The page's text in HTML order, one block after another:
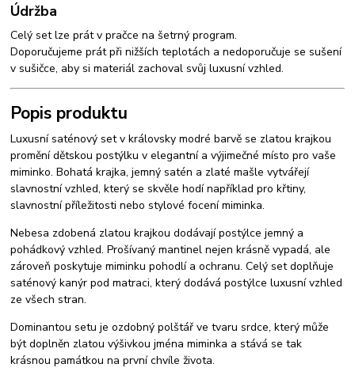
Údržba
Celý set lze prát v pračce na šetrný program.
Doporučujeme prát při nižších teplotách a nedoporučuje se sušení
v sušičce, aby si materiál zachoval svůj luxusní vzhled.
Popis produktu
Luxusní saténový set v královsky modré barvě se zlatou krajkou
promění dětskou postýlku v elegantní a výjimečné místo pro vaše
miminko. Bohatá krajka, jemný satén a zlaté mašle vytvářejí
slavnostní vzhled, který se skvěle hodí například pro křtiny,
slavnostní příležitosti nebo stylové focení miminka.
Nebesa zdobená zlatou krajkou dodávají postýlce jemný a
pohádkový vzhled. Prošívaný mantinel nejen krásně vypadá, ale
zároveň poskytuje miminku pohodlí a ochranu. Celý set doplňuje
saténový kanýr pod matraci, který dodává postýlce luxusní vzhled
ze všech stran.
Dominantou setu je ozdobný polštář ve tvaru srdce, který může
být doplněn zlatou výšivkou jména miminka a stává se tak
krásnou památkou na první chvíle života.